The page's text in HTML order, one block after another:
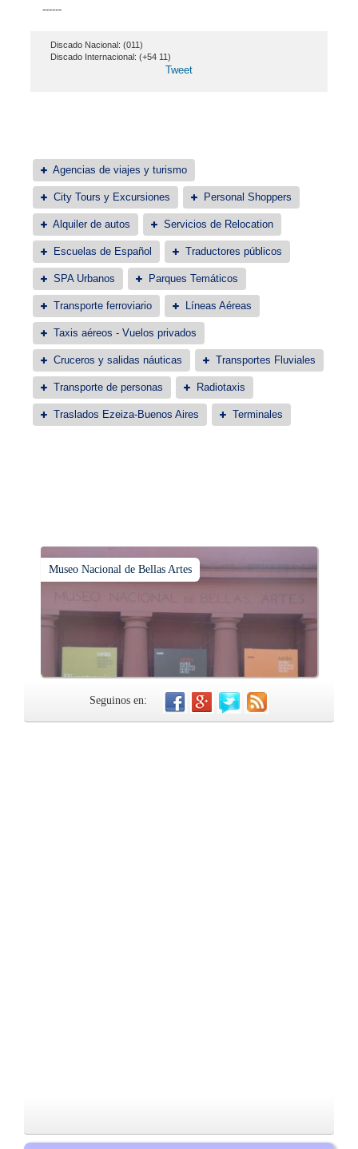
------
Discado Nacional: (011)
Discado Internacional: (+54 11)
Tweet
Agencias de viajes y turismo
City Tours y Excursiones Personal Shoppers
Alquiler de autos Servicios de Relocation
Escuelas de Español Traductores públicos
SPA Urbanos Parques Temáticos
Transporte ferroviario Líneas Aéreas
Taxis aéreos - Vuelos privados
Cruceros y salidas náuticas Transportes Fluviales
Transporte de personas Radiotaxis
Traslados Ezeiza-Buenos Aires Terminales
Museo Nacional de Bellas Artes
Seguinos en: